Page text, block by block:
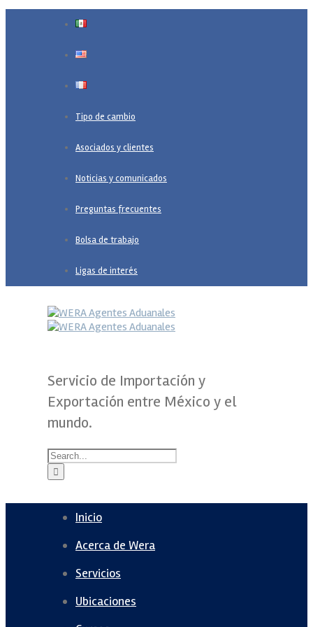
Tipo de cambio
Asociados y clientes
Noticias y comunicados
Preguntas frecuentes
Bolsa de trabajo
Ligas de interés
Servicio de Importación y
Exportación entre México y el
mundo.
Inicio
Acerca de Wera
Servicios
Ubicaciones